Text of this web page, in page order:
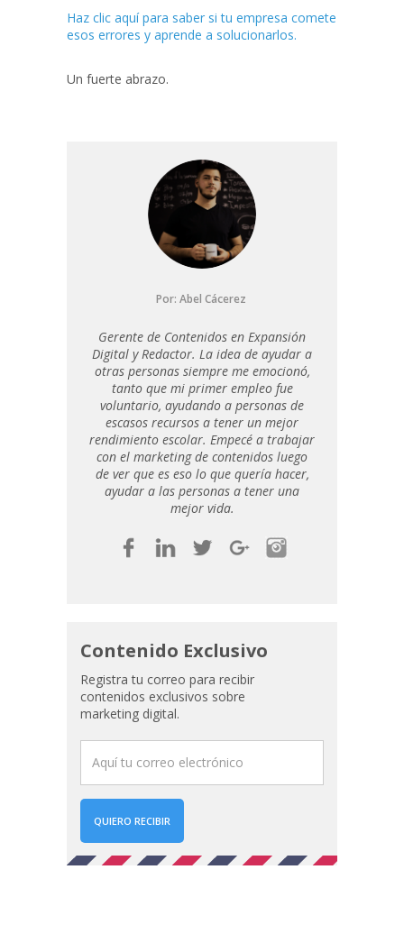
Haz clic aquí para saber si tu empresa comete
esos errores y aprende a solucionarlos.
Un fuerte abrazo.
Por: Abel Cácerez
Gerente de Contenidos en Expansión
Digital y Redactor. La idea de ayudar a
otras personas siempre me emocionó,
tanto que mi primer empleo fue
voluntario, ayudando a personas de
escasos recursos a tener un mejor
rendimiento escolar. Empecé a trabajar
con el marketing de contenidos luego
de ver que es eso lo que quería hacer,
ayudar a las personas a tener una
mejor vida.
Contenido Exclusivo
Registra tu correo para recibir
contenidos exclusivos sobre
marketing digital.
QUIERO RECIBIR